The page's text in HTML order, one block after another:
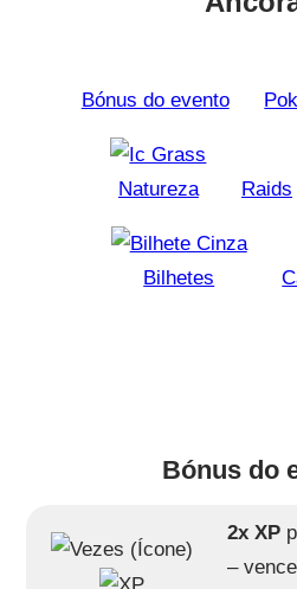
Bónus do evento
Natureza Raids
Bilhetes
Bónus do
2x XP
–